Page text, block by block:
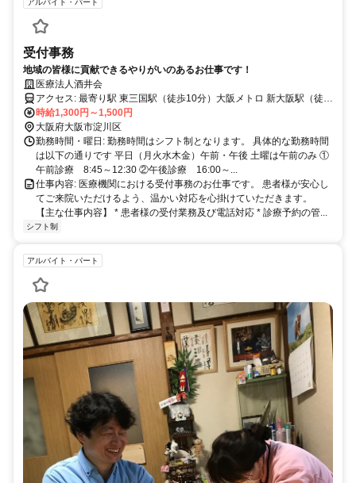
アルバイト・パート
受付事務
地域の皆様に貢献できるやりがいのあるお仕事です！
医療法人酒井会
アクセス: 最寄り駅 東三国駅（徒歩10分）大阪メトロ 新大阪駅（徒歩
15分）大阪メトロ 三国駅（徒歩8分） 阪急宝塚線
時給1,300円～1,500円
大阪府大阪市淀川区
勤務時間・曜日: 勤務時間はシフト制となります。 具体的な勤務時間
は以下の通りです 平日（月火水木金）午前・午後 土曜は午前のみ ①
午前診療 8:45～12:30 ②午後診療 16:00～...
仕事内容: 医療機関における受付事務のお仕事です。 患者様が安心し
てご来院いただけるよう、温かい対応を心掛けていただきます。
【主な仕事内容】 * 患者様の受付業務及び電話対応 * 診療予約の管...
シフト制
アルバイト・パート